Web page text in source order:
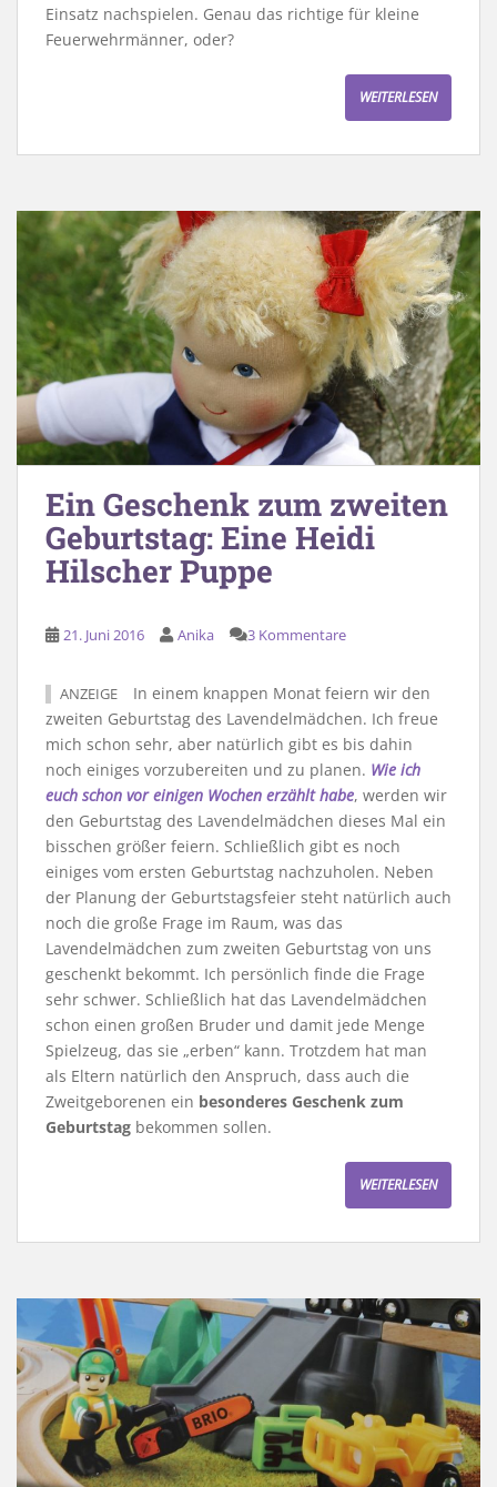
Einsatz nachspielen. Genau das richtige für kleine
Feuerwehrmänner, oder?
WEITERLESEN
Ein Geschenk zum zweiten
Geburtstag: Eine Heidi
Hilscher Puppe
21. Juni 2016 Anika 3 Kommentare
ANZEIGE
In einem knappen Monat feiern wir den
zweiten Geburtstag des Lavendelmädchen. Ich freue
mich schon sehr, aber natürlich gibt es bis dahin
noch einiges vorzubereiten und zu planen. Wie ich
euch schon vor einigen Wochen erzählt habe, werden wir
den Geburtstag des Lavendelmädchen dieses Mal ein
bisschen größer feiern. Schließlich gibt es noch
einiges vom ersten Geburtstag nachzuholen. Neben
der Planung der Geburtstagsfeier steht natürlich auch
noch die große Frage im Raum, was das
Lavendelmädchen zum zweiten Geburtstag von uns
geschenkt bekommt. Ich persönlich finde die Frage
sehr schwer. Schließlich hat das Lavendelmädchen
schon einen großen Bruder und damit jede Menge
Spielzeug, das sie „erben“ kann. Trotzdem hat man
als Eltern natürlich den Anspruch, dass auch die
Zweitgeborenen ein besonderes Geschenk zum
Geburtstag bekommen sollen.
WEITERLESEN